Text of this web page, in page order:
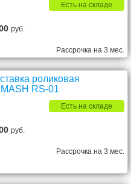
Есть на складе
руб.
Рассрочка на 3 мес.
роликовая
RS-01
Есть на складе
руб.
Рассрочка на 3 мес.